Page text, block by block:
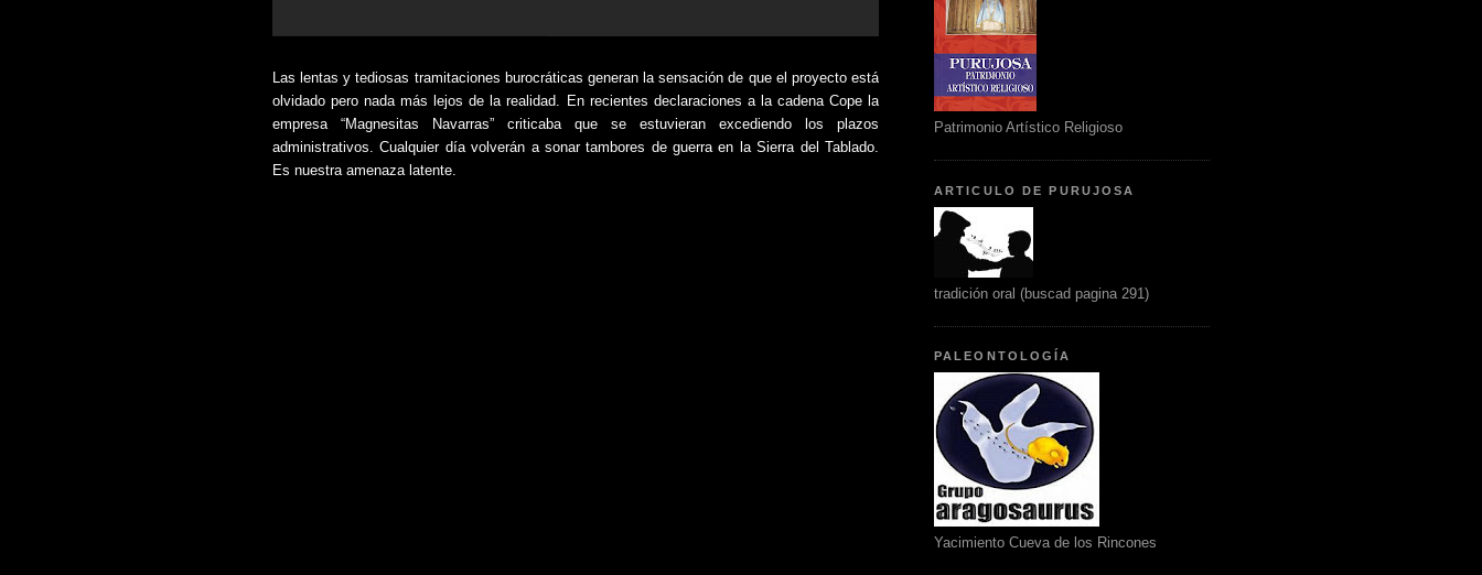
Las lentas y tediosas tramitaciones burocráticas generan la sensación de que el proyecto está
olvidado pero nada más lejos de la realidad. En recientes declaraciones a la cadena Cope la
empresa “Magnesitas Navarras” criticaba que se estuvieran excediendo los plazos
administrativos. Cualquier día volverán a sonar tambores de guerra en la Sierra del Tablado.
Es nuestra amenaza latente.
Patrimonio Artístico Religioso
ARTICULO DE PURUJOSA
tradición oral (buscad pagina 291)
PALEONTOLOGÍA
Yacimiento Cueva de los Rincones